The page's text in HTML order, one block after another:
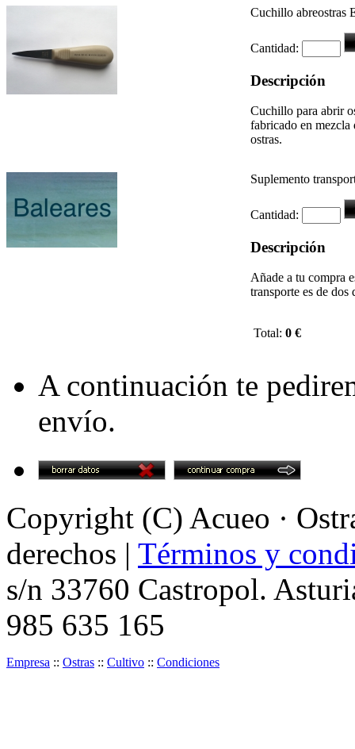
Cuchillo abreostras
Cantidad:
Descripción
Cuchillo para abrir
fabricado en
ostras.
Suplemento
Cantidad:
Descripción
Añade a tu compra
transporte es de
Total: 0 €
A continuación te
envío.
Copyright (C) Acueo ·
derechos | Términos y
s/n 33760 Castropol.
985 635 165
Empresa :: Ostras :: Cultivo :: Condiciones